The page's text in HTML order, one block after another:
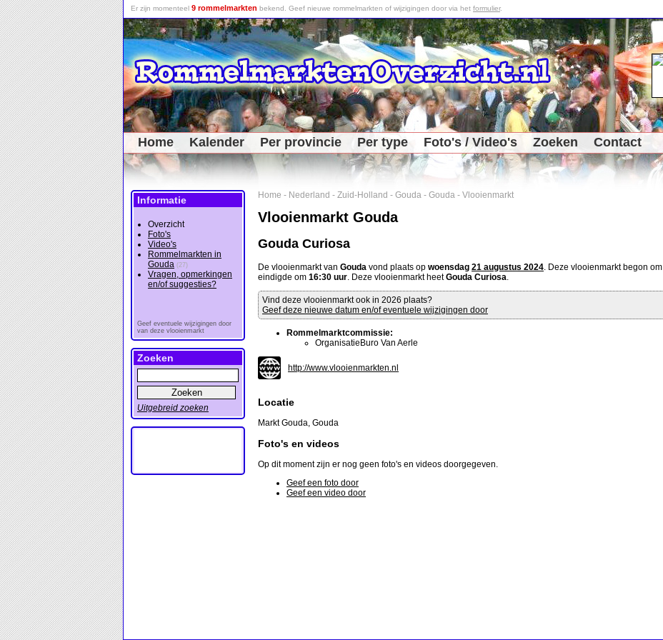
Er zijn momenteel 9 rommelmarkten bekend. Geef nieuwe rommelmarkten of wijzigingen door via het formulier.
Home Kalender Per provincie Per type Foto's / Video's Zoeken Contact
Home - Nederland - Zuid-Holland - Gouda - Gouda - Vlooienmarkt
Vlooienmarkt Gouda
Gouda Curiosa
De vlooienmarkt van Gouda vond plaats op woensdag 21 augustus 2024. Deze vlooienmarkt begon om
eindigde om 16:30 uur. Deze vlooienmarkt heetGouda Curiosa.
Vind deze vlooienmarkt ook in 2026 plaats?
Geef deze nieuwe datum en/of eventuele wijzigingen door
Rommelmarktcommissie:
OrganisatieBuro Van Aerle
http://www.vlooienmarkten.nl
Locatie
Markt Gouda, Gouda
Foto's en videos
Op dit moment zijn er nog geen foto's en videos doorgegeven.
Geef een foto door
Geef een video door
Informatie
Overzicht
Foto's
Video's
Rommelmarkten in
Gouda (27)
Vragen, opmerkingen
en/of suggesties?
Geef eventuele wijzigingen door
van deze vlooienmarkt
Zoeken
Uitgebreid zoeken